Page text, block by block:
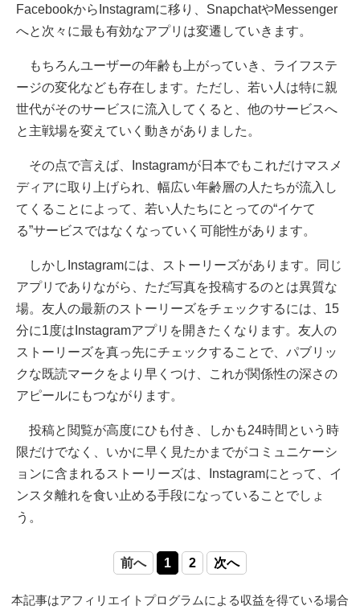
FacebookからInstagramに移り、SnapchatやMessenger
へと次々に最も有効なアプリは変遷していきます。
もちろんユーザーの年齢も上がっていき、ライフステ
ージの変化なども存在します。ただし、若い人は特に親
世代がそのサービスに流入してくると、他のサービスへ
と主戦場を変えていく動きがありました。
その点で言えば、Instagramが日本でもこれだけマスメ
ディアに取り上げられ、幅広い年齢層の人たちが流入し
てくることによって、若い人たちにとっての“イケて
る”サービスではなくなっていく可能性があります。
しかしInstagramには、ストーリーズがあります。同じ
アプリでありながら、ただ写真を投稿するのとは異質な
場。友人の最新のストーリーズをチェックするには、15
分に1度はInstagramアプリを開きたくなります。友人の
ストーリーズを真っ先にチェックすることで、パブリッ
クな既読マークをより早くつけ、これが関係性の深さの
アピールにもつながります。
投稿と閲覧が高度にひも付き、しかも24時間という時
限だけでなく、いかに早く見たかまでがコミュニケーシ
ョンに含まれるストーリーズは、Instagramにとって、イ
ンスタ離れを食い止める手段になっていることでしょ
う。
前へ 1 2 次へ
本記事はアフィリエイトプログラムによる収益を得ている場合